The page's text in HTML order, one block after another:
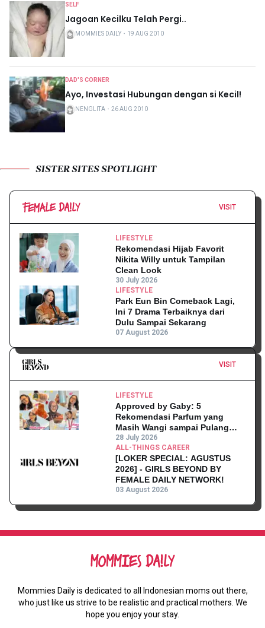
SELF
Jagoan Kecilku Telah Pergi..
MOMMIES DAILY ・ 19 AUG 2010
DAD'S CORNER
Ayo, Investasi Hubungan dengan si Kecil!
NENGLITA ・ 26 AUG 2010
SISTER SITES SPOTLIGHT
VISIT
LIFESTYLE
Rekomendasi Hijab Favorit
Nikita Willy untuk Tampilan
Clean Look
30 July 2026
LIFESTYLE
Park Eun Bin Comeback Lagi,
Ini 7 Drama Terbaiknya dari
Dulu Sampai Sekarang
07 August 2026
VISIT
LIFESTYLE
Approved by Gaby: 5
Rekomendasi Parfum yang
Masih Wangi sampai Pulang
Kantor
28 July 2026
ALL-THINGS CAREER
[LOKER SPECIAL: AGUSTUS
2026] - GIRLS BEYOND BY
FEMALE DAILY NETWORK!
03 August 2026
Mommies Daily is dedicated to all Indonesian moms out there,
who just like us strive to be realistic and practical mothers. We
hope you enjoy your stay.